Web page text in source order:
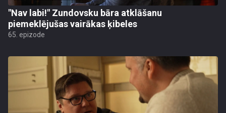
"Nav labi!" Zundovsku bāra atklāšanu
piemeklējušas vairākas ķibeles
65. epizode